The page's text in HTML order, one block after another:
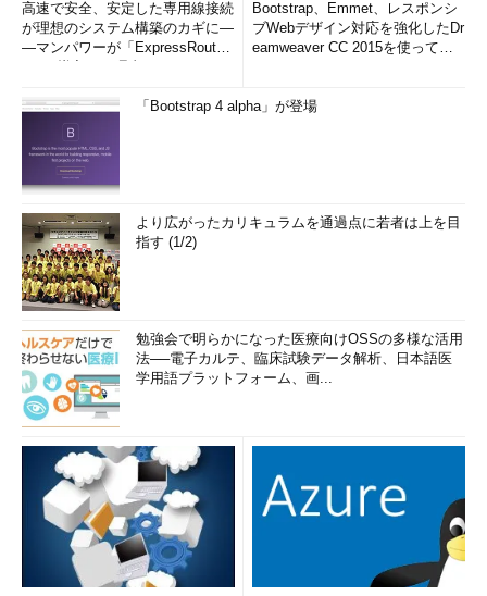
高速で安全、安定した専用線接続
が理想のシステム構築のカギに―
―マンパワーが「ExpressRout
Bootstrap、Emmet、レスポンシ
ブWebデザイン対応を強化したDr
eamweaver CC 2015を使って
「Bootstrap 4 alpha」が登場
より広がったカリキュラムを通過点に若者は上を目
指す (1/2)
勉強会で明らかになった医療向けOSSの多様な活用
法──電子カルテ、臨床試験データ解析、日本語医
学用語プラットフォーム、画...